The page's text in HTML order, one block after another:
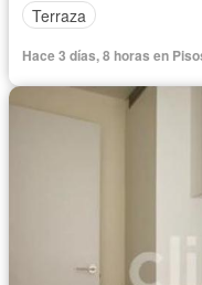
Terraza
Hace 3 días, 8 horas en